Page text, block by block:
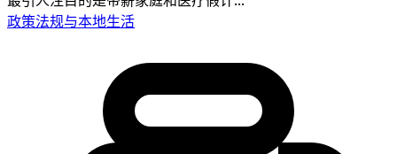
政策法规与本地生活